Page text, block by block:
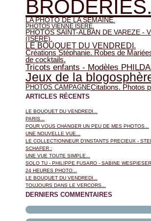
BRODERIES.
LA PHOTO DE LA SEMAINE.
PHOTOS VIENNE ISERE.
PHOTOS SAINT-ALBAN DE VAREZE -
(ISERE).
LE BOUQUET DU VENDREDI.
Créations Stéphanie. Robes de
de cocktails.
Tricots enfants - Modèles
Jeux de la
PHOTOS CAMPAGNECitations. Photos
ARTICLES RÉCENTS
LE BOUQUET DU VENDREDI...
PARIS...
POUR VOUS CHANGER UN PEU DE MES PHOTOS...
UNE NOUVELLE VUE...
LE COLLECTIONNEUR D'INSTANTS PRECIEUX -
SCHAFER :
UNE VUE TOUTE SIMPLE...
SOLO TU - PHILIPPE FUSARO - SABINE
24 HEURES PHOTO...
LE BOUQUET DU VENDREDI...
TOUJOURS DANS LE VERCORS...
DERNIERS COMMENTAIRES